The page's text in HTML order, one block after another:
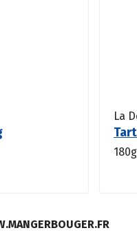
La
180g